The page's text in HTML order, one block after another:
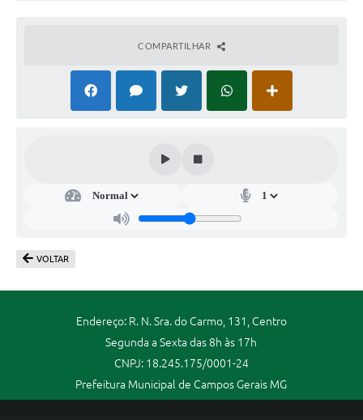
COMPARTILHAR
VOLTAR
Endereço: R. N. Sra. do Carmo, 131, Centro
Segunda a Sexta das 8h às 17h
CNPJ: 18.245.175/0001-24
Prefeitura Municipal de Campos Gerais MG